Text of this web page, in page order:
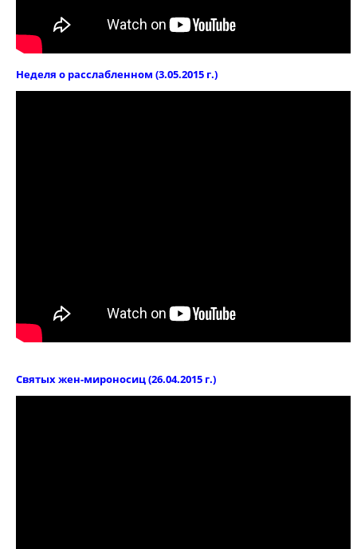
Неделя о расслабленном (3.05.2015 г.)
Святых жен-мироносиц (26.04.2015 г.)